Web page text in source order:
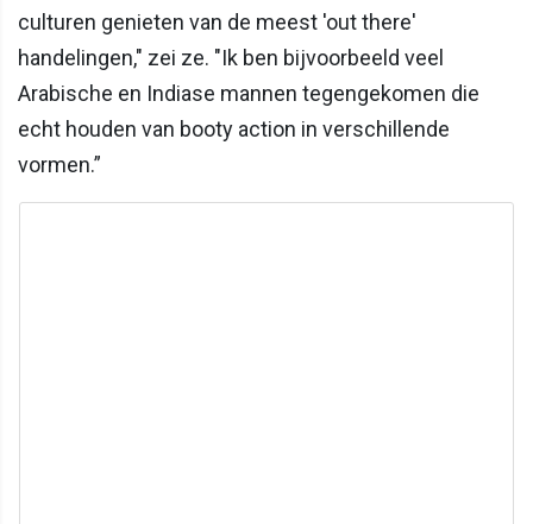
culturen genieten van de meest 'out there'
handelingen," zei ze. "Ik ben bijvoorbeeld veel
Arabische en Indiase mannen tegengekomen die
echt houden van booty action in verschillende
vormen.”